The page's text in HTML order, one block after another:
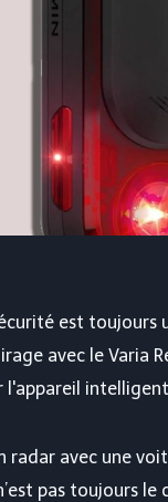
est
avec le Varia
radar avec une
pas toujours le